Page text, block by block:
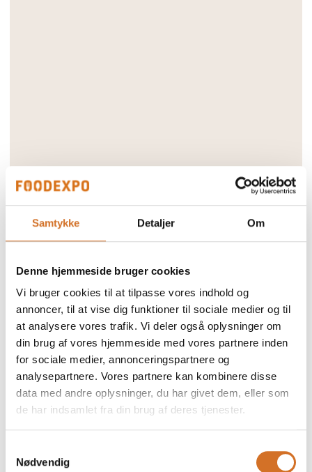
Samtykke Detaljer Om
Denne hjemmeside bruger cookies
Vi bruger cookies til at tilpasse vores indhold og
annoncer, til at vise dig funktioner til sociale medier og til
at analysere vores trafik. Vi deler også oplysninger om
din brug af vores hjemmeside med vores partnere inden
for sociale medier, annonceringspartnere og
analysepartnere. Vores partnere kan kombinere disse
data med andre oplysninger, du har givet dem, eller som
de har indsamlet fra din brug af deres tjenester.
Nødvendig